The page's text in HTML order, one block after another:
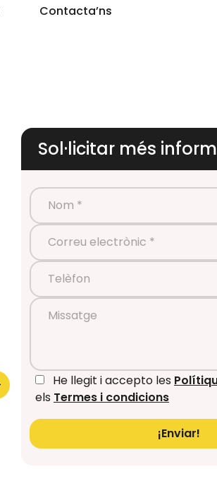
Contacta’ns
Sol·licitar més
Nom *
Correu electrònic *
Telèfon
Missatge
He llegit i accepto les
els Termes i condicions
¡Enviar!